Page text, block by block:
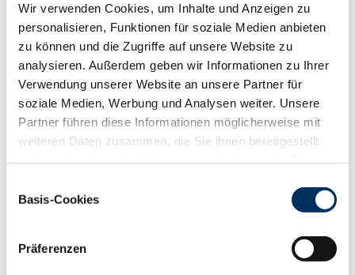
Wir verwenden Cookies, um Inhalte und Anzeigen zu
personalisieren, Funktionen für soziale Medien anbieten
zu können und die Zugriffe auf unsere Website zu
analysieren. Außerdem geben wir Informationen zu Ihrer
Verwendung unserer Website an unsere Partner für
soziale Medien, Werbung und Analysen weiter. Unsere
Partner führen diese Informationen möglicherweise mit
weiteren Daten zusammen, die Sie ihnen bereitgestellt
Cookies, wenn Sie unsere Webseite weiterhin nutzen.
Basis-Cookies
Präferenzen
RZKd
RZKm
104
RZÖko
Gesundheit
88
RZ
Repro
109
91
Produktion